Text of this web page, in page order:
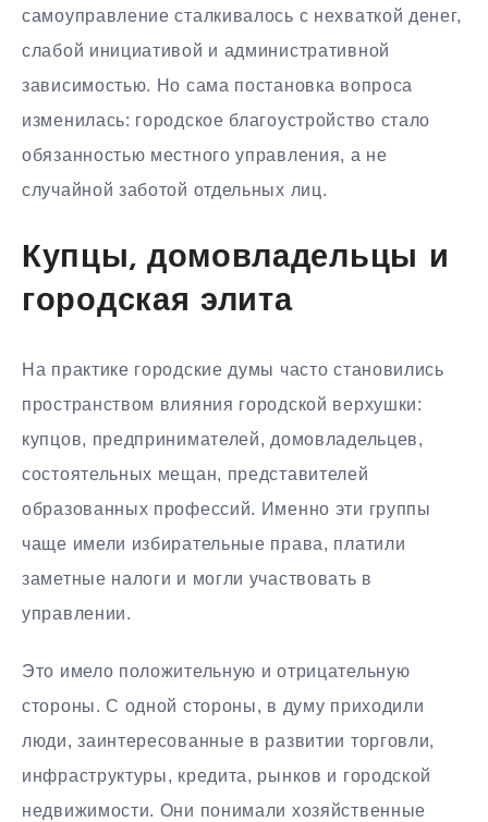
самоуправление сталкивалось с нехваткой денег,
слабой инициативой и административной
зависимостью. Но сама постановка вопроса
изменилась: городское благоустройство стало
обязанностью местного управления, а не
случайной заботой отдельных лиц.
Купцы, домовладельцы и
городская элита
На практике городские думы часто становились
пространством влияния городской верхушки:
купцов, предпринимателей, домовладельцев,
состоятельных мещан, представителей
образованных профессий. Именно эти группы
чаще имели избирательные права, платили
заметные налоги и могли участвовать в
управлении.
Это имело положительную и отрицательную
стороны. С одной стороны, в думу приходили
люди, заинтересованные в развитии торговли,
инфраструктуры, кредита, рынков и городской
недвижимости. Они понимали хозяйственные